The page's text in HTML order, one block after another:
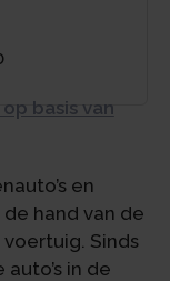
basis van
en
hand van de
Sinds
in de